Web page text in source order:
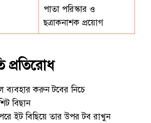
পাতা পরিস্কার ও
ছত্রাকনাশক প্রয়োগ
প্রতিরোধ
ব্যবহার করুন টবের নিচে
বিছান
ইট বিছিয়ে তার উপর টব রাখুন